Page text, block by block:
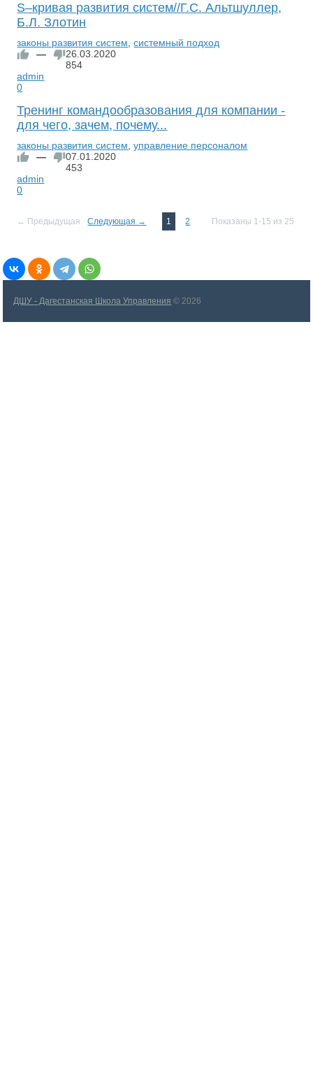
S–кривая развития систем//Г.С. Альтшуллер,
Б.Л. Злотин
законы развития систем ,системный подход
—
26.03.2020
854
admin
0
Тренинг командообразования для компании -
для чего, зачем, почему...
законы развития систем ,управление персоналом
—
07.01.2020
453
admin
0
← Предыдущая Следующая → 1 2 Показаны 1-15 из 25
ДШУ - Дагестанская Школа Управления © 2026